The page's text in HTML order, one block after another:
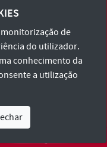
de Privacidade
de
do utilizador.
conhecimento da
a utilização